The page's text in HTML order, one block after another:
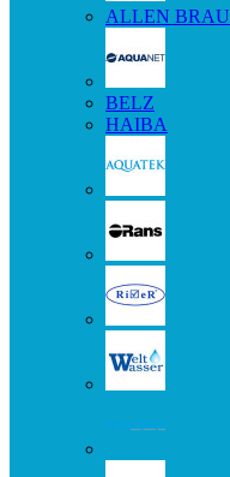
ALLEN BRAU
BELZ
HAIBA